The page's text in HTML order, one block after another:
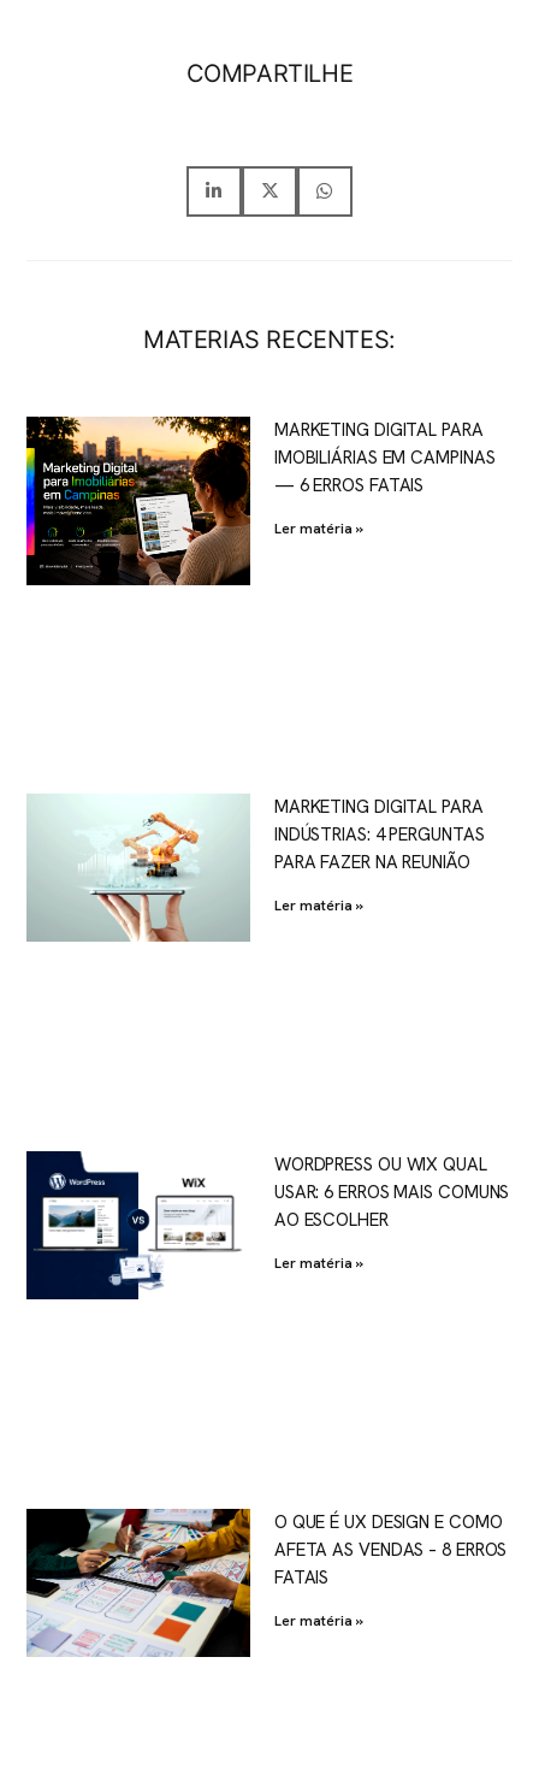
COMPARTILHE
MATERIAS RECENTES:
MARKETING DIGITAL PARA
IMOBILIÁRIAS EM CAMPINAS
— 6 ERROS FATAIS
Ler matéria »
MARKETING DIGITAL PARA
INDÚSTRIAS: 4 PERGUNTAS
PARA FAZER NA REUNIÃO
Ler matéria »
WORDPRESS OU WIX QUAL
USAR: 6 ERROS MAIS COMUNS
AO ESCOLHER
Ler matéria »
O QUE É UX DESIGN E COMO
AFETA AS VENDAS – 8 ERROS
FATAIS
Ler matéria »